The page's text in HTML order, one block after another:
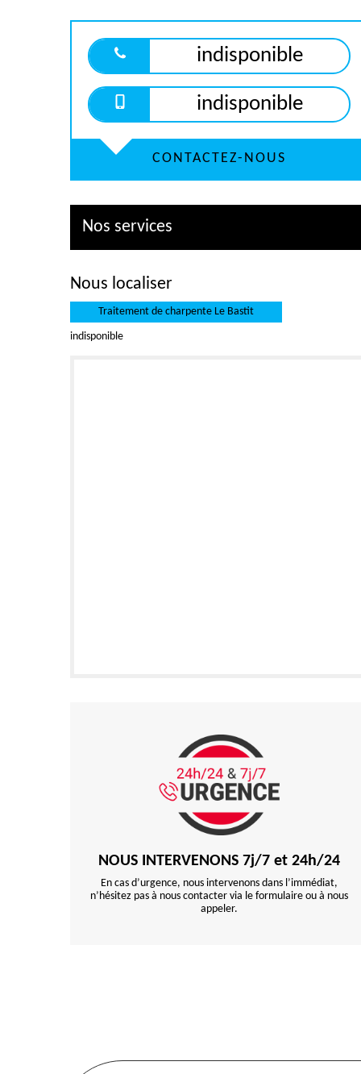
indisponible
indisponible
CONTACTEZ-NOUS
Nos services
Nous localiser
Traitement de charpente Le Bastit
indisponible
NOUS INTERVENONS 7j/7 et 24h/24
En cas d’urgence, nous intervenons dans l’immédiat,
n’hésitez pas à nous contacter via le formulaire ou à nous
appeler.